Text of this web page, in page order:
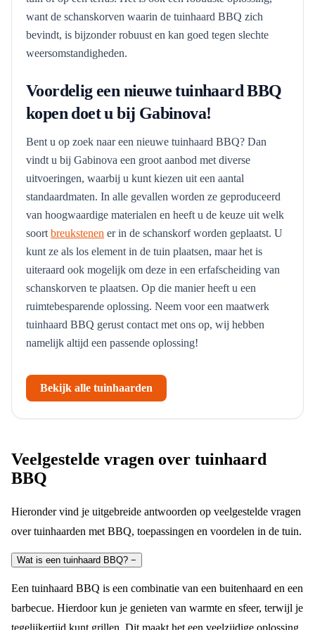
want de schanskorven waarin de tuinhaard BBQ zich
bevindt, is bijzonder robuust en kan goed tegen slechte
weersomstandigheden.
Voordelig een nieuwe tuinhaard BBQ
kopen doet u bij Gabinova!
Bent u op zoek naar een nieuwe tuinhaard BBQ? Dan
vindt u bij Gabinova een groot aanbod met diverse
uitvoeringen, waarbij u kunt kiezen uit een aantal
standaardmaten. In alle gevallen worden ze geproduceerd
van hoogwaardige materialen en heeft u de keuze uit welk
soort breukstenen er in de schanskorf worden geplaatst. U
kunt ze als los element in de tuin plaatsen, maar het is
uiteraard ook mogelijk om deze in een erfafscheiding van
schanskorven te plaatsen. Op die manier heeft u een
ruimtebesparende oplossing. Neem voor een maatwerk
tuinhaard BBQ gerust contact met ons op, wij hebben
namelijk altijd een passende oplossing!
Bekijk alle tuinhaarden
Veelgestelde vragen over tuinhaard
BBQ
Hieronder vind je uitgebreide antwoorden op veelgestelde vragen
over tuinhaarden met BBQ, toepassingen en voordelen in de tuin.
Wat is een tuinhaard BBQ? −
Een tuinhaard BBQ is een combinatie van een buitenhaard en een
barbecue. Hierdoor kun je genieten van warmte en sfeer, terwijl je
tegelijkertijd kunt grillen. Dit maakt het een veelzijdige oplossing